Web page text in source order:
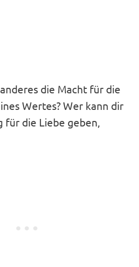
die Macht für die
Wertes? Wer kann dir
für die Liebe geben,